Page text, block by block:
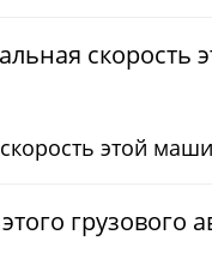
скорость
этой
грузового